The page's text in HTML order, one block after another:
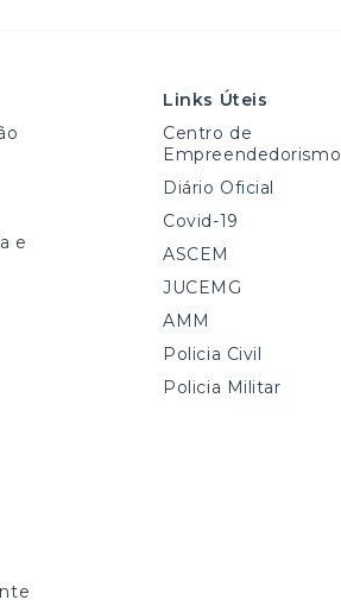
e
Links Úteis
Centro de
Empreendedorismo
Diário Oficial
Covid-19
ASCEM
JUCEMG
AMM
Policia Civil
Policia Militar